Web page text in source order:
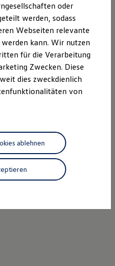
Elektrofahrzeuge
für Privatkunden
Zubehör
oder
werden, sodass
Webseiten relevante
kann. Wir nutzen
für die Verarbeitung
Zwecken. Diese
dies zweckdienlich
von
ablehnen